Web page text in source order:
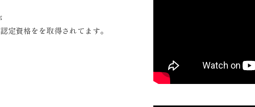
定資格をを取得されてます。